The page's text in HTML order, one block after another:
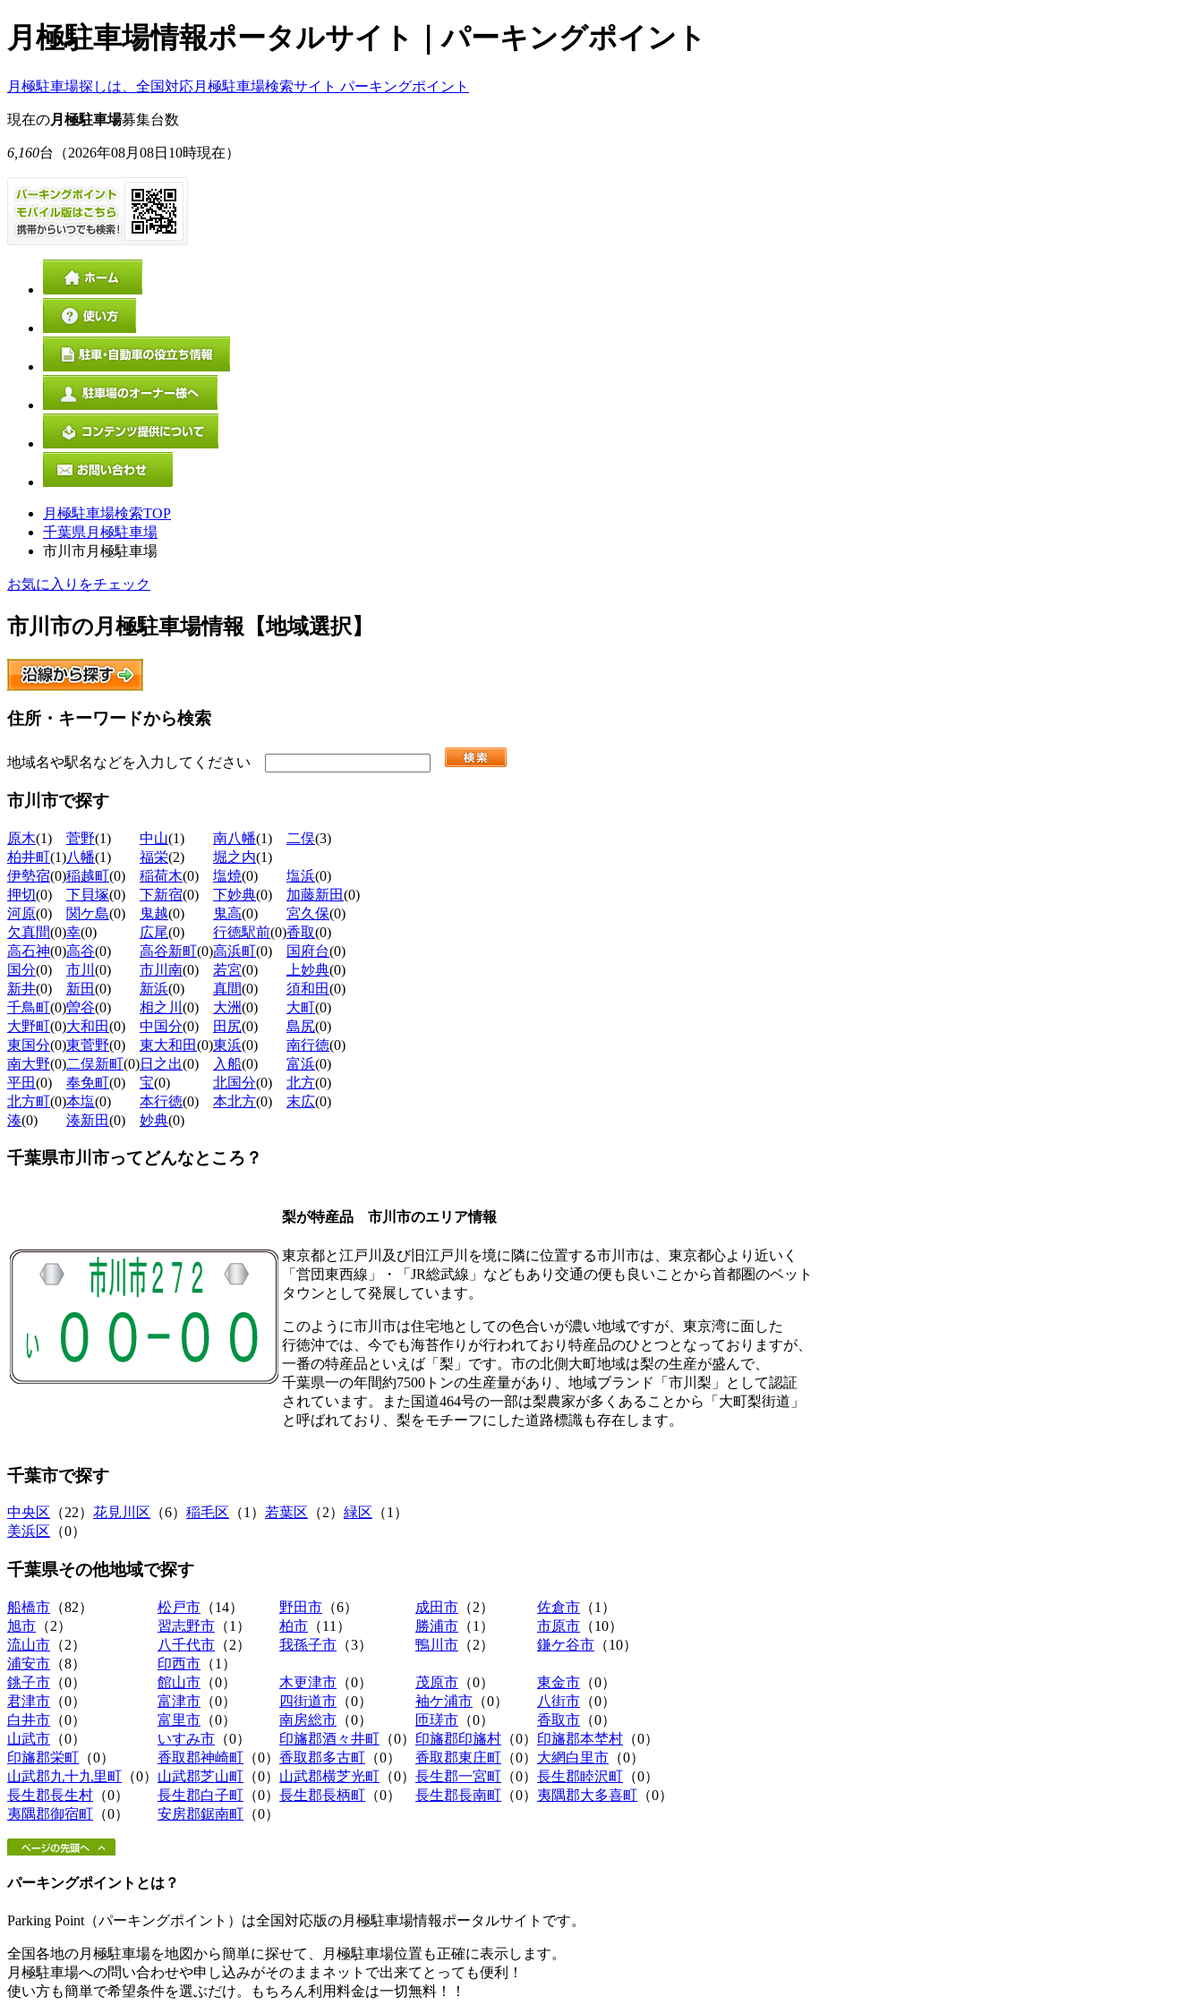
月極駐車場情報ポータルサイト｜パーキングポイント
月極駐車場探しは、全国対応月極駐車場検索サイト パーキングポイント
現在の月極駐車場募集台数
6,160台 （2026年08月08日10時現在）
月極駐車場検索TOP
千葉県月極駐車場
市川市月極駐車場
お気に入りをチェック
市川市の月極駐車場情報【地域選択】
住所・キーワードから検索
地域名や駅名などを入力してください
市川市で探す
原木(1) 菅野(1) 中山(1) 南八幡(1) 二俣(3)
柏井町(1)八幡(1) 福栄(2) 堀之内(1)
伊勢宿(0)稲越町(0) 稲荷木(0) 塩焼(0) 塩浜(0)
押切(0) 下貝塚(0) 下新宿(0) 下妙典(0) 加藤新田(0)
河原(0) 関ケ島(0) 鬼越(0) 鬼高(0) 宮久保(0)
欠真間(0)幸(0) 広尾(0) 行徳駅前(0)香取(0)
高石神(0)高谷(0) 高谷新町(0)高浜町(0) 国府台(0)
国分(0) 市川 (0) 市川南(0) 若宮(0) 上妙典(0)
新井(0) 新田(0) 新浜(0) 真間(0) 須和田(0)
千鳥町(0)曽谷(0) 相之川 (0) 大洲(0) 大町(0)
大野町(0)大和田(0) 中国分(0) 田尻(0) 島尻(0)
東国分(0)東菅野(0) 東大和田(0)東浜(0) 南行徳(0)
南大野(0)二俣新町(0)日之出(0) 入船(0) 富浜(0)
平田(0) 奉免町(0) 宝(0) 北国分(0) 北方(0)
北方町(0)本塩(0) 本行徳(0) 本北方(0) 末広(0)
湊(0) 湊新田(0) 妙典(0)
千葉県市川市ってどんなところ？
梨が特産品 市川市のエリア情報
東京都と江戸川及び旧江戸川を境に隣に位置する市川市は、東京都心より近いく
「営団東西線」・「JR総武線」などもあり交通の便も良いことから首都圏のベット
タウンとして発展しています。
このように市川市は住宅地としての色合いが濃い地域ですが、東京湾に面した
行徳沖では、今でも海苔作りが行われており特産品のひとつとなっておりますが、
一番の特産品といえば「梨」です。市の北側大町地域は梨の生産が盛んで、
千葉県一の年間約7500トンの生産量があり、地域ブランド「市川梨」として認証
されています。また国道464号の一部は梨農家が多くあることから「大町梨街道」
と呼ばれており、梨をモチーフにした道路標識も存在します。
千葉市で探す
中央区 （22） 花見川区 （6） 稲毛区 （1） 若葉区 （2） 緑区 （1）
美浜区 （0）
千葉県その他地域で探す
船橋市 （82） 松戸市 （14） 野田市 （6） 成田市 （2） 佐倉市 （1）
旭市 （2） 習志野市 （1） 柏市 （11） 勝浦市 （1） 市原市 （10）
流山市 （2） 八千代市 （2） 我孫子市 （3） 鴨川市 （2） 鎌ケ谷市 （10）
浦安市 （8） 印西市 （1）
銚子市 （0） 館山市 （0） 木更津市 （0） 茂原市 （0） 東金市 （0）
君津市 （0） 富津市 （0） 四街道市 （0） 袖ケ浦市 （0） 八街市 （0）
白井市 （0） 富里市 （0） 南房総市 （0） 匝瑳市 （0） 香取市 （0）
山武市 （0） いすみ市 （0） 印旛郡酒々井町 （0） 印旛郡印旛村 （0） 印旛郡本埜村 （0）
印旛郡栄町 （0） 香取郡神崎町 （0） 香取郡多古町 （0） 香取郡東庄町 （0） 大網白里市 （0）
山武郡九十九里町 （0） 山武郡芝山町 （0） 山武郡横芝光町 （0） 長生郡一宮町 （0） 長生郡睦沢町 （0）
長生郡長生村 （0） 長生郡白子町 （0） 長生郡長柄町 （0） 長生郡長南町 （0） 夷隅郡大多喜町 （0）
夷隅郡御宿町 （0） 安房郡鋸南町 （0）
パーキングポイントとは？
Parking Point（パーキングポイント）は全国対応版の月極駐車場情報ポータルサイトです。
全国各地の月極駐車場を地図から簡単に探せて、月極駐車場位置も正確に表示します。
月極駐車場への問い合わせや申し込みがそのままネットで出来てとっても便利！
使い方も簡単で希望条件を選ぶだけ。もちろん利用料金は一切無料！！